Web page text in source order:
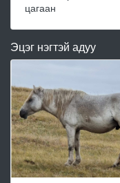
цагаан
Эцэг нэгтэй адуу